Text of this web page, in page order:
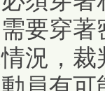
要穿
況，